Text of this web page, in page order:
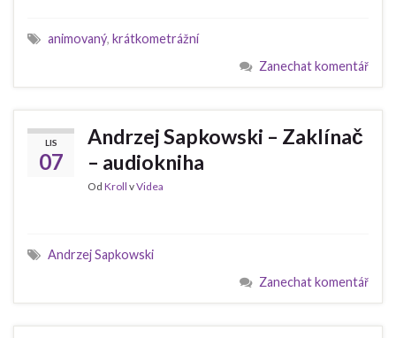
animovaný, krátkometrážní
Zanechat komentář
LIS
07
Andrzej Sapkowski – Zaklínač
– audiokniha
Od Kroll vVidea
Andrzej Sapkowski
Zanechat komentář